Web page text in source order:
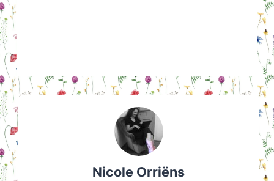
Nicole Orriëns